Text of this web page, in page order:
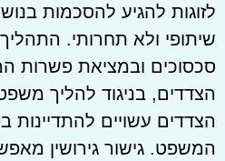
לזוגות להגיע להסכמות
שיתופי ולא תחרותי.
סכסוכים ובמציאת פשרות
הצדדים, בניגוד להליך
הצדדים עשויים להתדיינות
המשפט. גישור גירושין